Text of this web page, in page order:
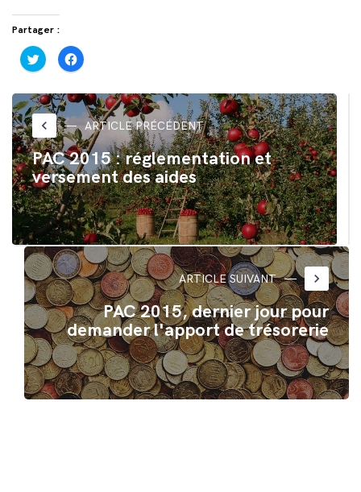
Partager :
Cliquez
pour
partager
Twitter(ouvre
dans
une
nouvelle
fenêtre)
Cliquez
pour
partager
Facebook(ouvre
dans
une
nouvelle
fenêtre)
keyboard_arrow_left ARTICLE PRÉCÉDENT
PAC 2015 : réglementation et
versement des aides
ARTICLE SUIVANT keyboard_arrow_right
PAC 2015, dernier jour pour
demander l'apport de trésorerie